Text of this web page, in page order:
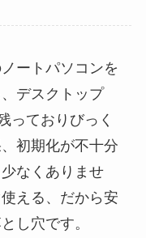
ートパソコンを
デスクトップ
っておりびっく
初期化が不十分
なくありませ
える、だから安
し穴です。